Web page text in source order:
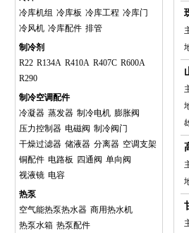
冷库机组 冷库板 冷库工程 冷库门
冷风机 冷库配件 排管
制冷剂
R22 R134A R410A R407C R600A
R290
制冷空调配件
冷凝器 蒸发器 制冷电机 膨胀阀
压力控制器 电磁阀 制冷阀门
干燥过滤器 储液器 分离器 空调支架
铜配件 电路板 四通阀 单向阀
视液镜 电容
热泵
空气能热泵热水器 商用热水机
热泵水箱 热泵配件